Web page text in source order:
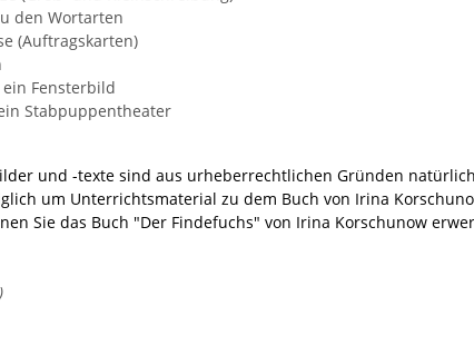
den Wortarten
(Auftragskarten)
Fensterbild
Stabpuppentheater
und -texte sind aus urheberrechtlichen Gründen
um Unterrichtsmaterial zu dem Buch von Irina
Sie das Buch "Der Findefuchs" von Irina Korschunow